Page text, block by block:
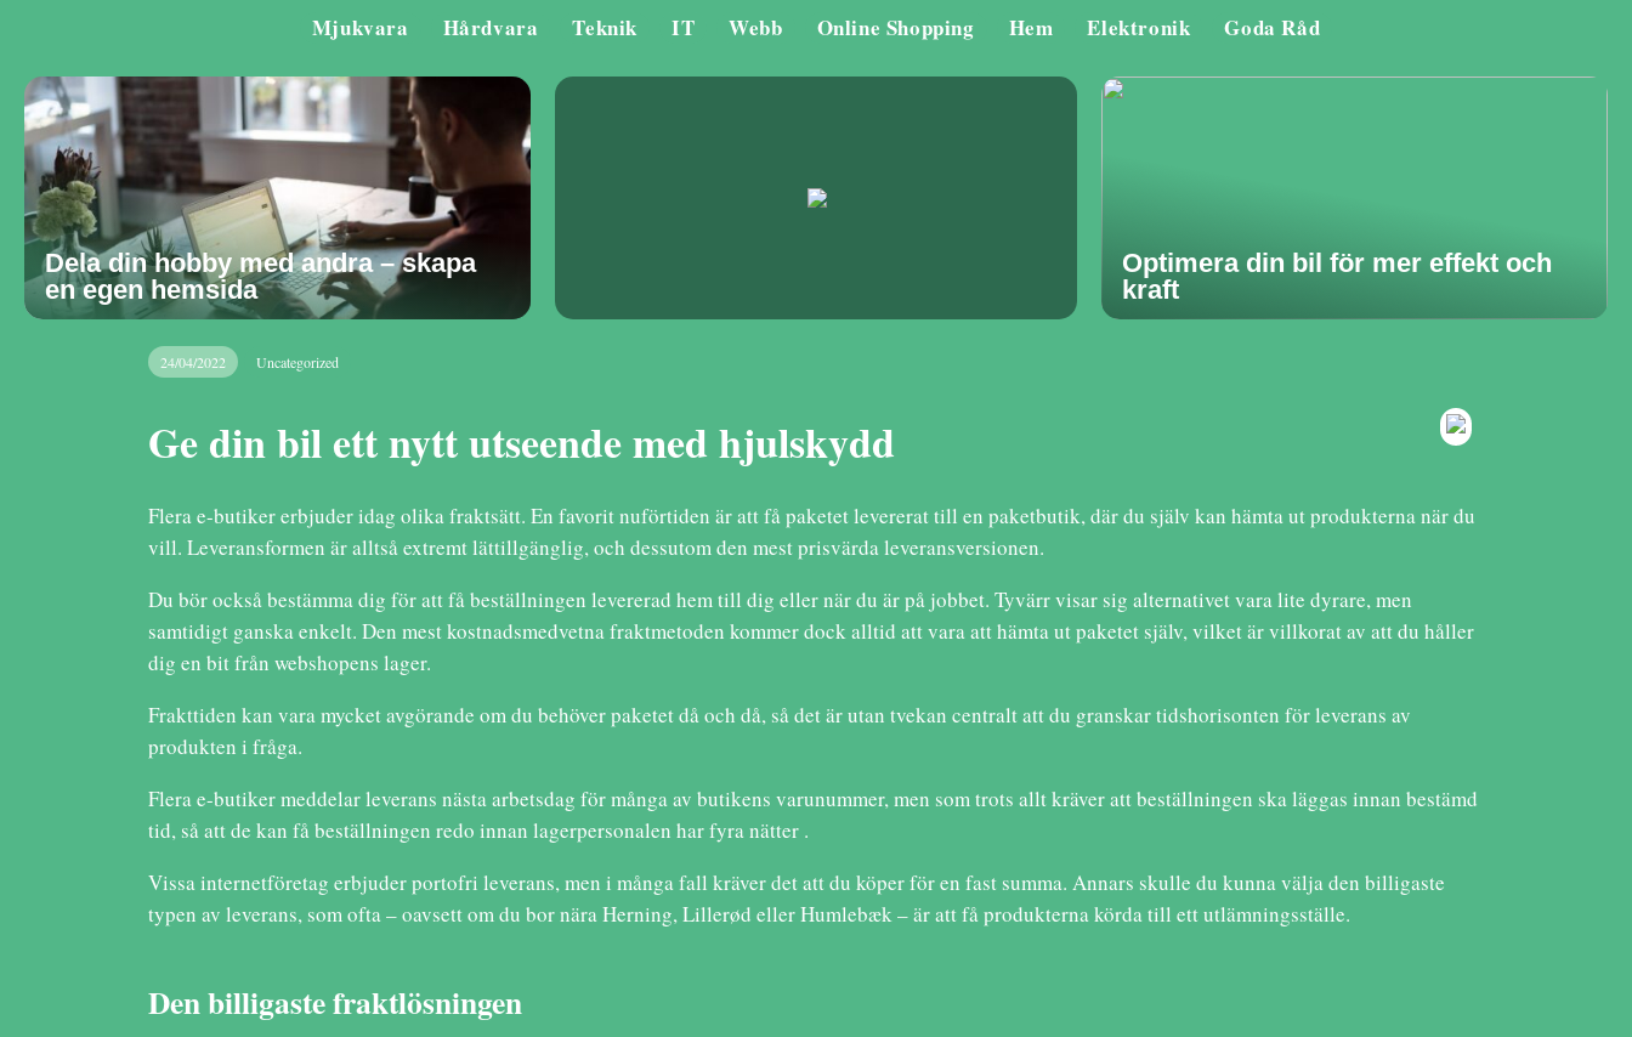
Mjukvara Hårdvara Teknik IT Webb Online Shopping Hem Elektronik Goda Råd
Dela din hobby med andra – skapa
en egen hemsida
Optimera din bil för mer effekt och
kraft
24/04/2022 Uncategorized
Ge din bil ett nytt utseende med hjulskydd
Flera e-butiker erbjuder idag olika fraktsätt. En favorit nuförtiden är att få paketet levererat till en paketbutik, där du själv kan hämta ut produkterna när du
vill. Leveransformen är alltså extremt lättillgänglig, och dessutom den mest prisvärda leveransversionen.
Du bör också bestämma dig för att få beställningen levererad hem till dig eller när du är på jobbet. Tyvärr visar sig alternativet vara lite dyrare, men
samtidigt ganska enkelt. Den mest kostnadsmedvetna fraktmetoden kommer dock alltid att vara att hämta ut paketet själv, vilket är villkorat av att du håller
dig en bit från webshopens lager.
Frakttiden kan vara mycket avgörande om du behöver paketet då och då, så det är utan tvekan centralt att du granskar tidshorisonten för leverans av
produkten i fråga.
Flera e-butiker meddelar leverans nästa arbetsdag för många av butikens varunummer, men som trots allt kräver att beställningen ska läggas innan bestämd
tid, så att de kan få beställningen redo innan lagerpersonalen har fyra nätter .
Vissa internetföretag erbjuder portofri leverans, men i många fall kräver det att du köper för en fast summa. Annars skulle du kunna välja den billigaste
typen av leverans, som ofta – oavsett om du bor nära Herning, Lillerød eller Humlebæk – är att få produkterna körda till ett utlämningsställe.
Den billigaste fraktlösningen